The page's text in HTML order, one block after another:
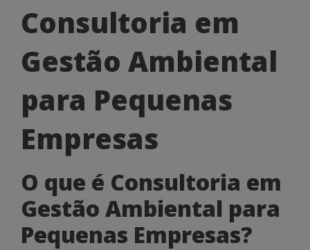
Consultoria
em
Gestão
Ambiental
para
Pequenas
Empresas
Consultoria em
Gestão Ambiental
para Pequenas
Empresas
O que é Consultoria em
Gestão Ambiental para
Pequenas Empresas?